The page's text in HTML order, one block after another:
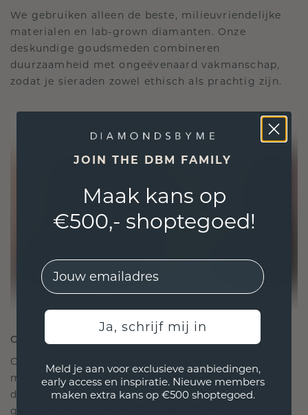
We gebruiken alleen de beste, milieuvriendelijke
materialen en lab-grown diamanten. Onze
deskundige goudsmeden combineren
duurzaamheid met ongeëvenaard vakmanschap,
zodat je sieraden zowel ethisch als prachtig zijn.
ONTWORPEN VOOR VERBINDING
Onze ontwerpfilosofie is gericht op verbinding,
met elk stuk ontworpen om de tand des tijds te
doorstaan. Het wordt jouw symbool van liefde en
gekoesterde momenten, bedoeld om voor altijd te
JOIN THE DBM FAMILY
Maak kans op
€500,- shoptegoed!
EMail
Ja, schrijf mij in
Meld je aan voor exclusieve aanbiedingen,
early access en inspiratie. Nieuwe members
maken extra kans op €500 shoptegoed.